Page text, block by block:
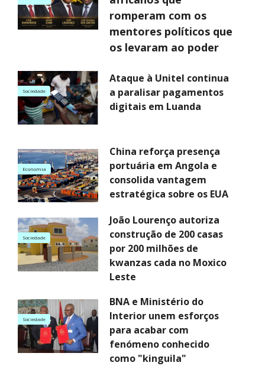
romperam com os
mentores políticos que
os levaram ao poder
Sociedade
Ataque à Unitel continua
a paralisar pagamentos
digitais em Luanda
Economia
China reforça presença
portuária em Angola e
consolida vantagem
estratégica sobre os EUA
Sociedade
João Lourenço autoriza
construção de 200 casas
por 200 milhões de
kwanzas cada no Moxico
Leste
Sociedade
BNA e Ministério do
Interior unem esforços
para acabar com
fenómeno conhecido
como "kinguila"